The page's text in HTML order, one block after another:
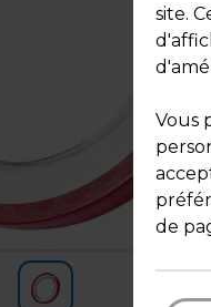
site.
Vous
de